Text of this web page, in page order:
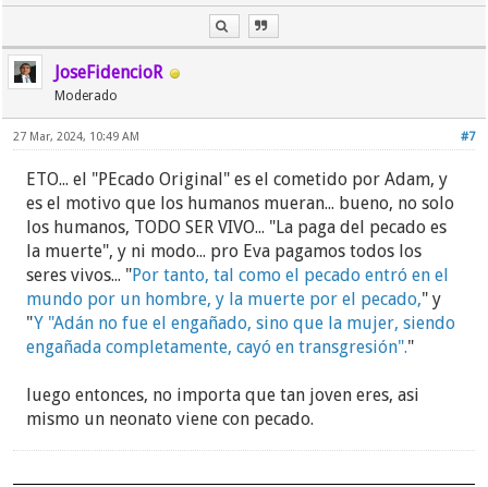
JoseFidencioR
Moderado
#7
27 Mar, 2024, 10:49 AM
ETO... el "PEcado Original" es el cometido por Adam, y
es el motivo que los humanos mueran... bueno, no solo
los humanos, TODO SER VIVO... "La paga del pecado es
la muerte", y ni modo... pro Eva pagamos todos los
seres vivos... "Por tanto, tal como el pecado entró en el
mundo por un hombre, y la muerte por el pecado," y
"Y "Adán no fue el engañado, sino que la mujer, siendo
engañada completamente, cayó en transgresión"."
luego entonces, no importa que tan joven eres, asi
mismo un neonato viene con pecado.